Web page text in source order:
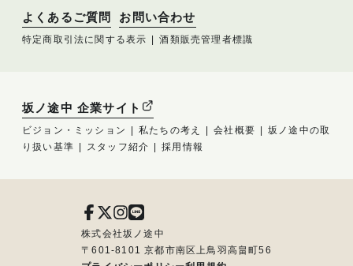
よくあるご質問 お問い合わせ
特定商取引法に関する表示 酒類販売管理者標識
坂ノ途中 企業サイト
ビジョン・ミッション 私たちの考え 会社概要
坂ノ途中の取
り扱い基準
スタッフ紹介 採用情報
株式会社坂ノ途中
〒601-8101 京都市南区上鳥羽高畠町56